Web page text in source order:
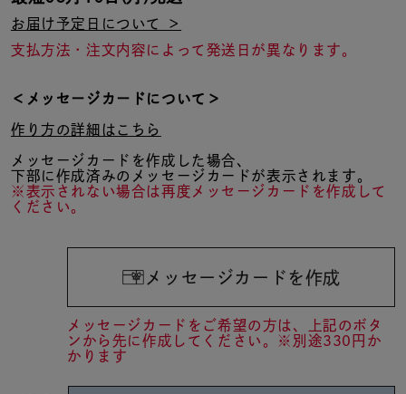
在庫 在庫ありのみ すべて表示
お届け予定日について ＞
支払方法・注文内容によって発送日が異なります。
＜メッセージカードについて＞
作り方の詳細はこちら
メッセージカードを作成した場合、
下部に作成済みのメッセージカードが表示されます。
※表示されない場合は再度メッセージカードを作成して
ください。
メッセージカードを作成
メッセージカードをご希望の方は、上記のボタ
ンから先に作成してください。※別途330円か
かります